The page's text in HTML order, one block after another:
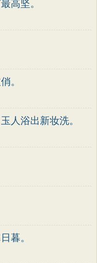
高坚。
。
人浴出新妆洗。
暮。